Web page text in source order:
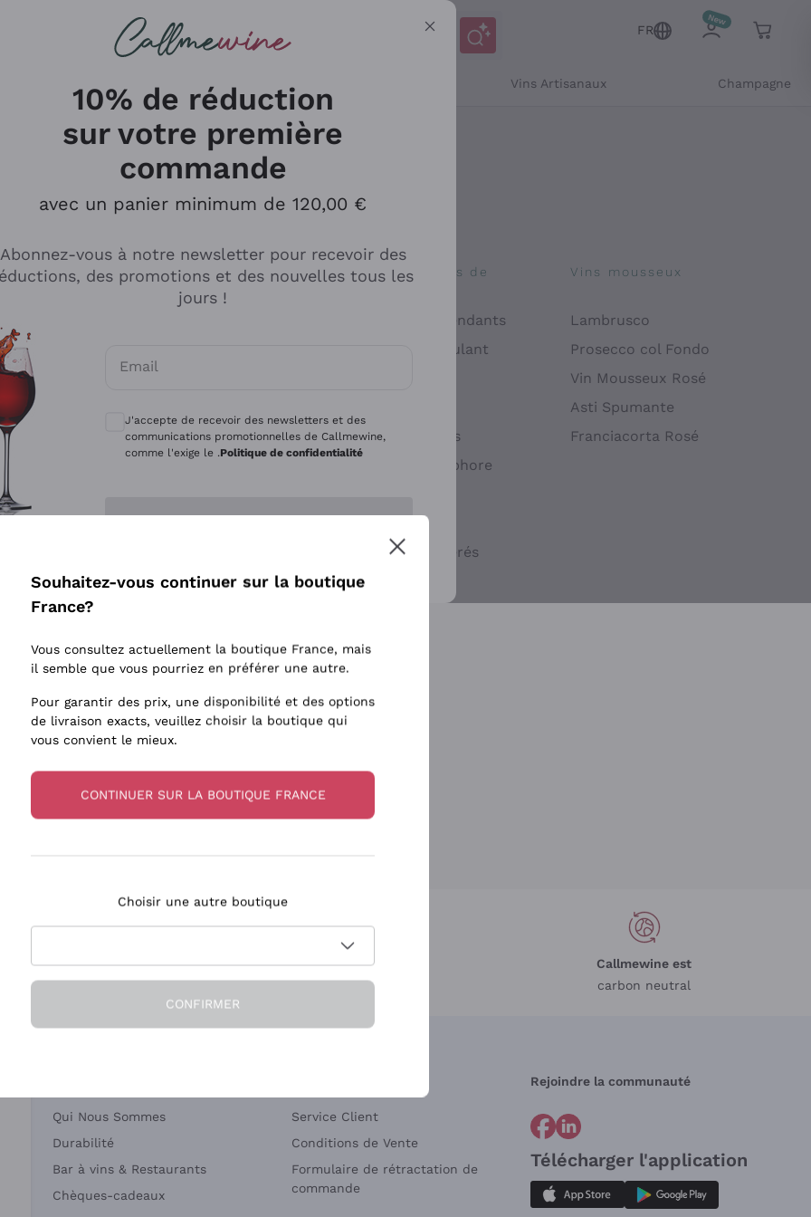
FR
Vins Artisanaux Champagne
Explorer le catalogue
Producteurs
Mascarello Bartolo
Rinaldi Giuseppe
Tenuta San Leonardo
Alessandra Divella
Sedilesu
Ceretto
Les philosophies de
Vignerons Indépendants
Recoltant Manipulant
Levures indigènes
Vins Faits en Amphore
Vins Biologiques
Vins blancs macérés
Vins mousseux
Lambrusco
Prosecco col Fondo
Vin Mousseux Rosé
Asti Spumante
Franciacorta Rosé
en 2-4 jours
en France
Paiement
en 3 fois
Callmewine est
carbon neutral
Qui Nous Sommes
Durabilité
Bar à vins & Restaurants
Chèques-cadeaux
Service Client
Conditions de Vente
Formulaire de rétractation de
commande
Rejoindre la communauté
Télécharger l'application
10% de réduction
sur votre première
commande
avec un panier minimum de 120,00 €
Abonnez-vous à notre newsletter pour recevoir des
des promotions et des nouvelles tous les
jours !
Email
Consentements optionnels pour recevoir des communications et des offres personnalisées
J'accepte de recevoir des newsletters et des
communications promotionnelles de Callmewine,
comme l'exige le .Politique de confidentialité
Enregistre-moi
plus d'informations, veuillez lire notrePolitique de confidentialité
Souhaitez-vous continuer sur la boutique
France?
Vous consultez actuellement la boutique France, mais
il semble que vous pourriez en préférer une autre.
Pour garantir des prix, une disponibilité et des options
de livraison exacts, veuillez choisir la boutique qui
vous convient le mieux.
CONTINUER SUR LA BOUTIQUE FRANCE
Choisir une autre boutique
CONFIRMER